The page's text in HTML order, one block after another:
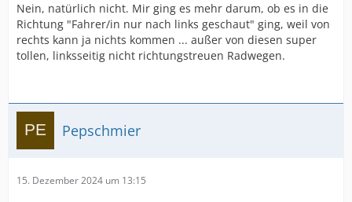
Nein, natürlich nicht. Mir ging es mehr darum, ob es in die
Richtung "Fahrer/in nur nach links geschaut" ging, weil von
rechts kann ja nichts kommen ... außer von diesen super
tollen, linksseitig nicht richtungstreuen Radwegen.
Pepschmier
15. Dezember 2024 um 13:15